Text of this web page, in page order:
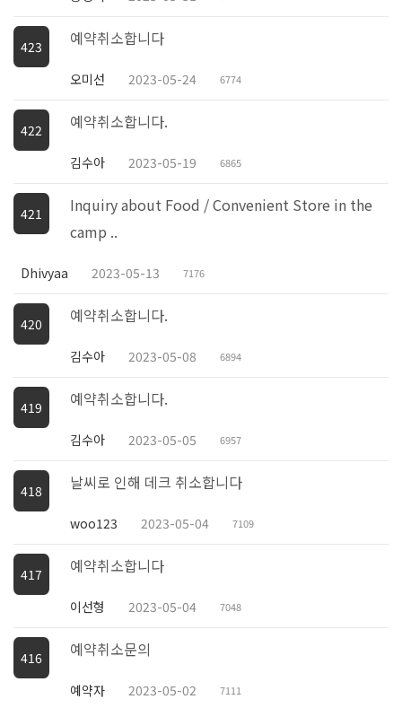
423 예약취소합니다
오미선 2023-05-24 6774
422 예약취소합니다.
김수아 2023-05-19 6865
421
Inquiry about Food / Convenient Store in the
camp ..
Dhivyaa 2023-05-13 7176
420 예약취소합니다.
김수아 2023-05-08 6894
419 예약취소합니다.
김수아 2023-05-05 6957
418 날씨로 인해 데크 취소합니다
woo123 2023-05-04 7109
417 예약취소합니다
이선형 2023-05-04 7048
416 예약취소문의
예약자 2023-05-02 7111